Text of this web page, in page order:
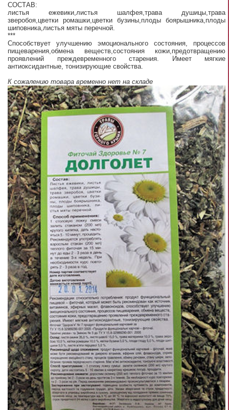
СОСТАВ:
листья ежевики,листья шалфея,трава душицы,трава
зверобоя,цветки ромашки,цветки бузины,плоды боярышника,плоды
шиповника,листья мяты перечной.
***
Способствует улучшению эмоционального состояния, процессов
пищеварения,обмена веществ,состояния кожи,предотвращению
проявлений преждевременного старения. Имеет мягкие
антиоксидантные, тонизирующие свойства.
К сожалению товара временно нет на складе